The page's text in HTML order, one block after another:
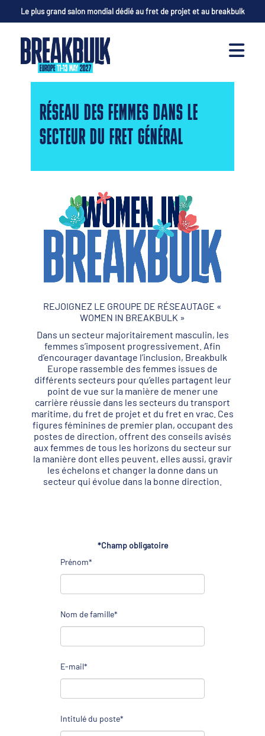
Le plus grand salon mondial dédié au fret de projet et au breakbulk
RÉSEAU DES FEMMES DANS LE
SECTEUR DU FRET GÉNÉRAL
REJOIGNEZ LE GROUPE DE RÉSEAUTAGE «
WOMEN IN BREAKBULK »
Dans un secteur majoritairement masculin, les
femmes s’imposent progressivement. Afin
d’encourager davantage l’inclusion, Breakbulk
Europe rassemble des femmes issues de
différents secteurs pour qu’elles partagent leur
point de vue sur la manière de mener une
carrière réussie dans les secteurs du transport
maritime, du fret de projet et du fret en vrac. Ces
figures féminines de premier plan, occupant des
postes de direction, offrent des conseils avisés
aux femmes de tous les horizons du secteur sur
la manière dont elles peuvent, elles aussi, gravir
les échelons et changer la donne dans un
secteur qui évolue dans la bonne direction.
*Champ obligatoire
Prénom*
Nom de famille*
E-mail*
Intitulé du poste*